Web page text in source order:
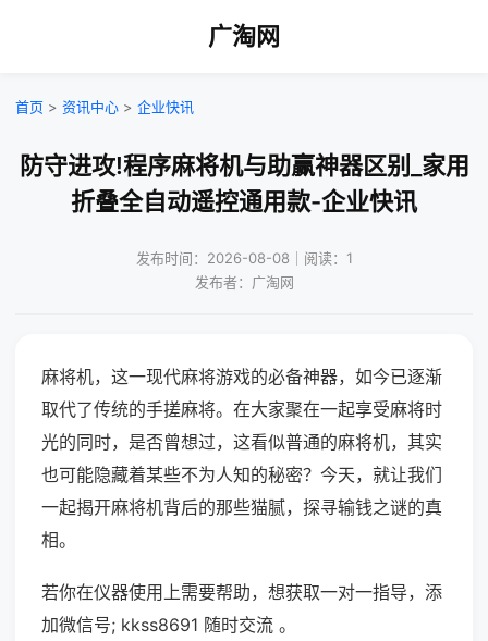
广淘网
首页 > 资讯中心 > 企业快讯
防守进攻!程序麻将机与助赢神器区别_家用
折叠全自动遥控通用款-企业快讯
发布时间：2026-08-08｜阅读：1
发布者：广淘网
麻将机，这一现代麻将游戏的必备神器，如今已逐渐
取代了传统的手搓麻将。在大家聚在一起享受麻将时
光的同时，是否曾想过，这看似普通的麻将机，其实
也可能隐藏着某些不为人知的秘密？今天，就让我们
一起揭开麻将机背后的那些猫腻，探寻输钱之谜的真
相。
若你在仪器使用上需要帮助，想获取一对一指导，添
加微信号; kkss8691 随时交流 。